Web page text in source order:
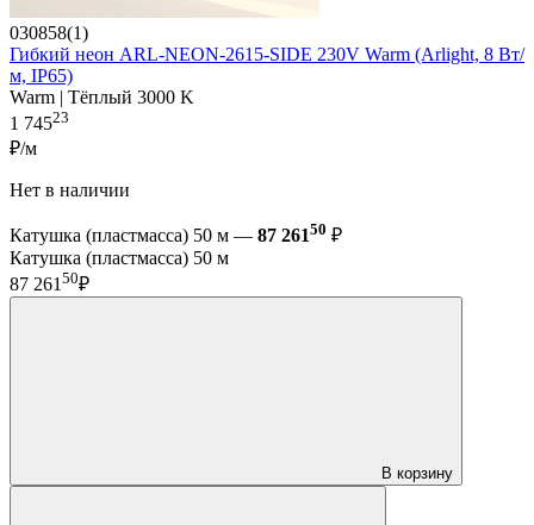
030858(1)
Гибкий неон ARL-NEON-2615-SIDE 230V Warm (Arlight, 8 Вт/
м, IP65)
Warm | Тёплый 3000 K
1 74523
₽/м
Нет в наличии
Катушка (пластмасса) 50 м — 87 26150 ₽
Катушка (пластмасса) 50 м
87 26150₽
В корзину